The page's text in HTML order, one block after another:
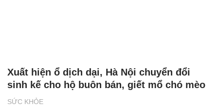
SỨC KHỎE
Xuất hiện ổ dịch dại, Hà Nội chuyển đổi
sinh kế cho hộ buôn bán, giết mổ chó mèo